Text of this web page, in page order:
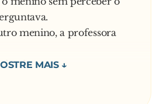
Nem sei o que é um
dinheiro, mas entre no
comigo e com o meu
menino, a professora
também sem perceber